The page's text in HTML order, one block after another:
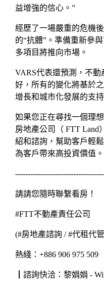
益增強的信心。”
經歷了一場嚴重的危機
的“抗體”。準備重新參
多項目將推向市場。
VARS代表還預測，不
好，所有的變化將基於
增長和城市化發展的支持
如果您正在尋找一個理
房地產公司（ FTT Land
紹和諮詢，幫助客戶輕
為客戶帶來高投資價值
請請您隨時聯繫看房！
#FTT不動產責任公司
(#房地產諮詢 / #代租代
熱綫：+886 906 975 509
┃諮詢快洽：黎娟娟 -